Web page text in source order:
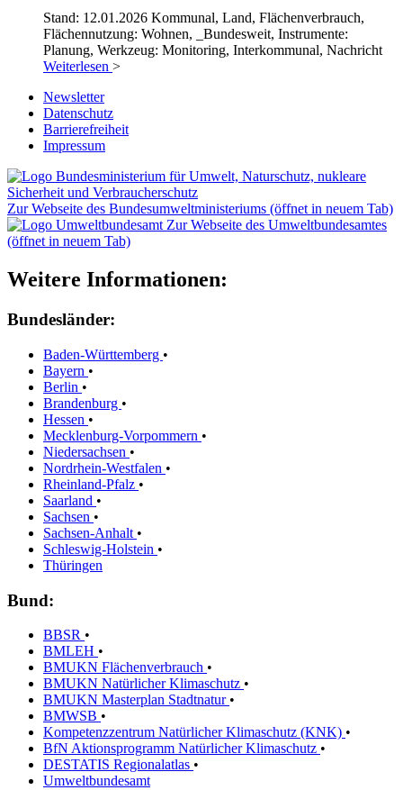
Stand: 12.01.2026 Kommunal, Land, Flächenverbrauch,
Flächennutzung: Wohnen, _Bundesweit, Instrumente:
Planung, Werkzeug: Monitoring, Interkommunal, Nachricht
Weiterlesen >
Newsletter
Datenschutz
Barrierefreiheit
Impressum
Zur Webseite des Bundesumweltministeriums (öffnet in neuem Tab)
Zur Webseite des Umweltbundesamtes
(öffnet in neuem Tab)
Weitere Informationen:
Bundesländer:
Baden-Württemberg •
Bayern •
Berlin •
Brandenburg •
Hessen •
Mecklenburg-Vorpommern •
Niedersachsen •
Nordrhein-Westfalen •
Rheinland-Pfalz •
Saarland •
Sachsen •
Sachsen-Anhalt •
Schleswig-Holstein •
Thüringen
Bund:
BBSR •
BMLEH •
BMUKN Flächenverbrauch •
BMUKN Natürlicher Klimaschutz •
BMUKN Masterplan Stadtnatur •
BMWSB •
Kompetenzzentrum Natürlicher Klimaschutz (KNK) •
BfN Aktionsprogramm Natürlicher Klimaschutz •
DESTATIS Regionalatlas •
Umweltbundesamt